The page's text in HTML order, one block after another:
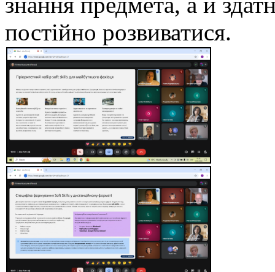
постійно розвиватися.